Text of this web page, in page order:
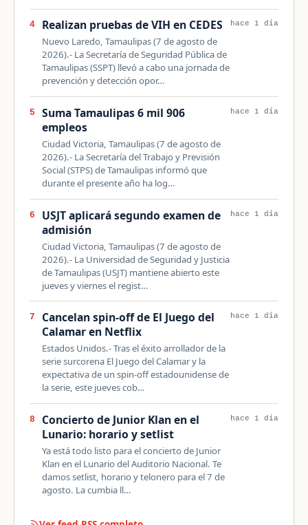
4 Realizan pruebas de VIH en CEDES
Nuevo Laredo, Tamaulipas (7 de agosto de
2026).- La Secretaría de Seguridad Pública de
Tamaulipas (SSPT) llevó a cabo una jornada de
prevención y detección opor…
hace 1 día
5
Suma Tamaulipas 6 mil 906
empleos
Ciudad Victoria, Tamaulipas (7 de agosto de
2026).- La Secretaría del Trabajo y Previsión
Social (STPS) de Tamaulipas informó que
durante el presente año ha log…
hace 1 día
6
USJT aplicará segundo examen de
admisión
Ciudad Victoria, Tamaulipas (7 de agosto de
2026).- La Universidad de Seguridad y Justicia
de Tamaulipas (USJT) mantiene abierto este
jueves y viernes el regist…
hace 1 día
7
Cancelan spin-off de El Juego del
Calamar en Netflix
Estados Unidos.- Tras el éxito arrollador de la
serie surcorena El Juego del Calamar y la
expectativa de un spin-off estadounidense de
la serie, este jueves cob…
hace 1 día
8
Concierto de Junior Klan en el
Lunario: horario y setlist
Ya está todo listo para el concierto de Junior
Klan en el Lunario del Auditorio Nacional. Te
damos setlist, horario y telonero para el 7 de
agosto. La cumbia ll…
hace 1 día